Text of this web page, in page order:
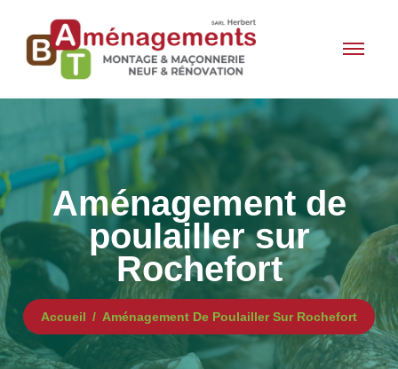
Aménagement de
poulailler sur
Rochefort
Accueil Aménagement De Poulailler Sur Rochefort